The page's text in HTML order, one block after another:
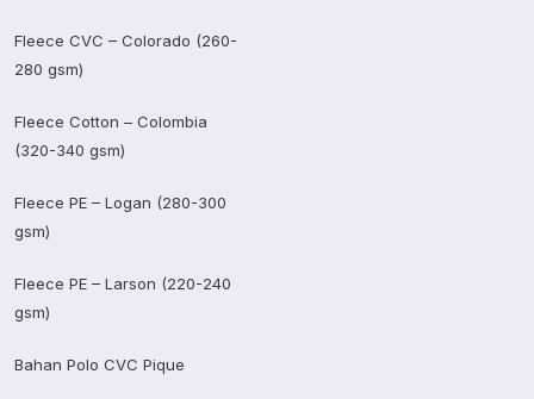
Fleece CVC – Colorado (260-
280 gsm)
Fleece Cotton – Colombia
(320-340 gsm)
Fleece PE – Logan (280-300
gsm)
Fleece PE – Larson (220-240
gsm)
Bahan Polo CVC Pique